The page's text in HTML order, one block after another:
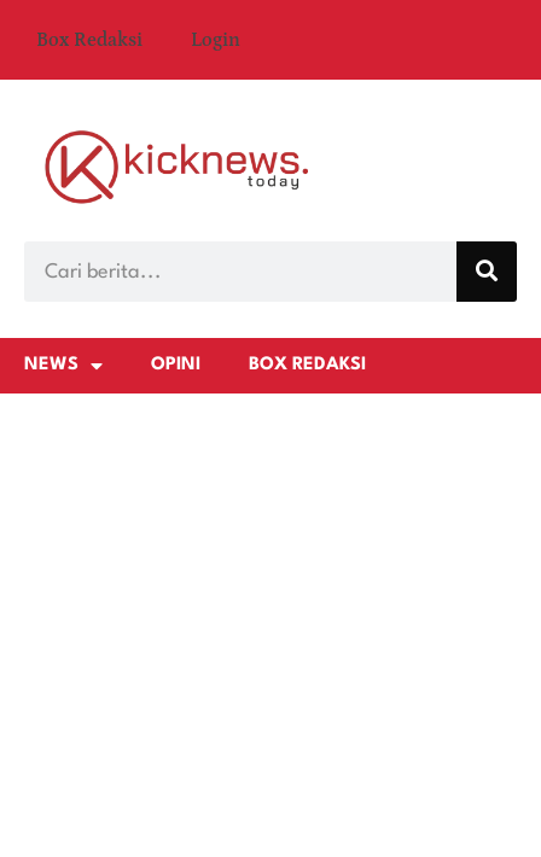
Box Redaksi Login
NEWS OPINI BOX REDAKSI